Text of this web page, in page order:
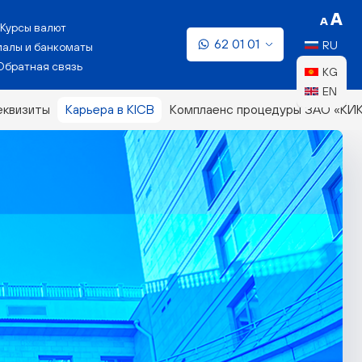
RU
KG
EN
Карьера в KICB Комплаенс процедуры ЗАО
Курсы валют
и банкоматы
связь
62 01 01